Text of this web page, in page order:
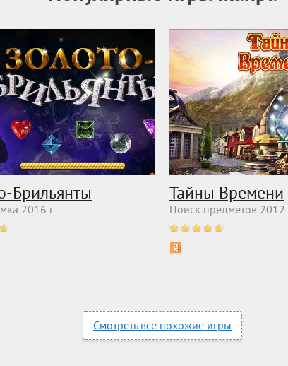
Брильянты
2016 г.
Тайны Времени
Поиск предметов 2012
Смотреть все похожие игры